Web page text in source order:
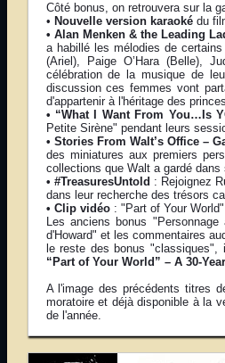
Côté bonus, on retrouvera sur la
• Nouvelle version karaokédu
• Alan Menken & the Leading
a habillé les mélodies de
(Ariel), Paige O’Hara (Belle),
célébration de la musique de
discussion ces femmes vont
d'appartenir à l'héritage des
• “What I Want From You…Is
Petite Sirène" pendant leurs
• Stories From Walt’s Office –
des miniatures aux premiers
collections que Walt a gardé
• #TreasuresUntold : Rejoignez
dans leur recherche des trésors
• Clip vidéo: "Part of Your World"
Les anciens bonus
d'Howard" et les commentaires
le reste des bonus
“Part of Your World” – A 30-
A l'image des précédents titres
moratoire et déjà disponible à la
de l'année.